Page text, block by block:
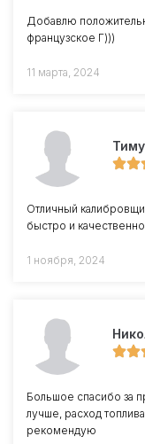
Добавлю
французское Г)))
11 марта, 2024
Отличный
быстро и
1 ноября, 2024
Большое спасибо за
лучше, расход
рекомендую